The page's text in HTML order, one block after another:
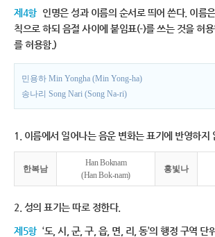
제4항 인명은 성과 이름의 순서로 띄어 쓴다. 이름
칙으로 하되 음절 사이에 붙임표(-)를 쓰는 것을 허
를 허용함.)
민용하 Min Yongha (Min Yong-ha)
송나리 Song Nari (Song Na-ri)
1. 이름에서 일어나는 음운 변화는 표기에 반영하지
한복남
Han Boknam
(Han Bok-nam)
홍빛나
2. 성의 표기는 따로 정한다.
제5항 ‘도, 시, 군, 구, 읍, 면, 리, 동’의 행정 구역 단위